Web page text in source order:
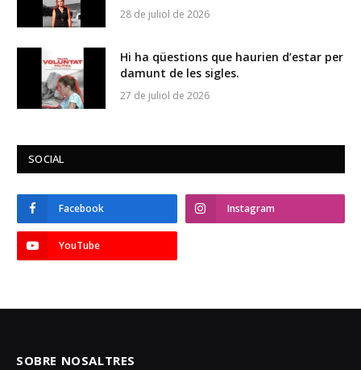
28 de juliol de 2026
Hi ha qüestions que haurien d’estar per
damunt de les sigles.
27 de juliol de 2026
SOCIAL
Facebook Instagram
YouTube
SOBRE NOSALTRES